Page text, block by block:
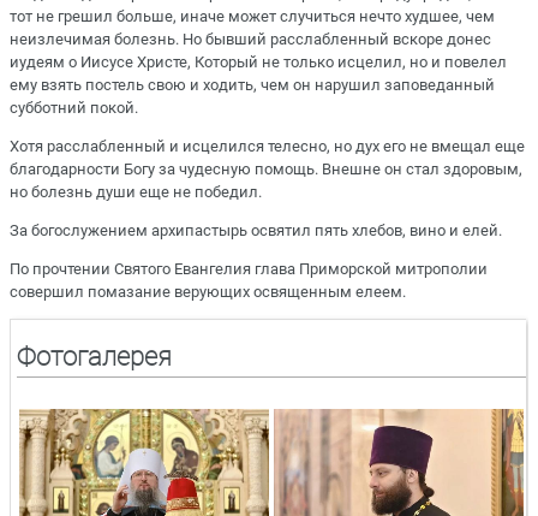
тот не грешил больше, иначе может случиться нечто худшее, чем
неизлечимая болезнь. Но бывший расслабленный вскоре донес
иудеям о Иисусе Христе, Который не только исцелил, но и повелел
ему взять постель свою и ходить, чем он нарушил заповеданный
субботний покой.
Хотя расслабленный и исцелился телесно, но дух его не вмещал еще
благодарности Богу за чудесную помощь. Внешне он стал здоровым,
но болезнь души еще не победил.
За богослужением архипастырь освятил пять хлебов, вино и елей.
По прочтении Святого Евангелия глава Приморской митрополии
совершил помазание верующих освященным елеем.
Фотогалерея